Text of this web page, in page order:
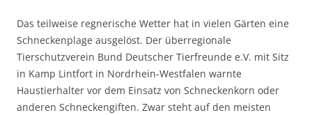
Das teilweise regnerische Wetter hat in vielen Gärten eine
Schneckenplage ausgelöst. Der überregionale
Tierschutzverein Bund Deutscher Tierfreunde e.V. mit Sitz
in Kamp Lintfort in Nordrhein-Westfalen warnte
Haustierhalter vor dem Einsatz von Schneckenkorn oder
anderen Schneckengiften. Zwar steht auf den meisten